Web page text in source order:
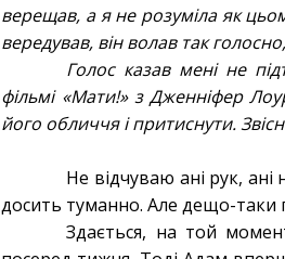
верещав, а я не розуміла як
вередував, він волав так
Голос казав мені не
фільмі «Мати!» з Дженніфер
його обличчя і притиснути.
Не відчуваю ані рук, ані
досить туманно. Але дещо-таки
Здається, на той